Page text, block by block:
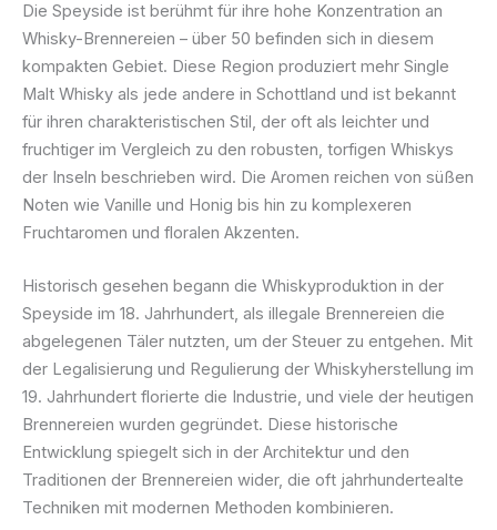
Die Speyside ist berühmt für ihre hohe Konzentration an
Whisky-Brennereien – über 50 befinden sich in diesem
kompakten Gebiet. Diese Region produziert mehr Single
Malt Whisky als jede andere in Schottland und ist bekannt
für ihren charakteristischen Stil, der oft als leichter und
fruchtiger im Vergleich zu den robusten, torfigen Whiskys
der Inseln beschrieben wird. Die Aromen reichen von süßen
Noten wie Vanille und Honig bis hin zu komplexeren
Fruchtaromen und floralen Akzenten.
Historisch gesehen begann die Whiskyproduktion in der
Speyside im 18. Jahrhundert, als illegale Brennereien die
abgelegenen Täler nutzten, um der Steuer zu entgehen. Mit
der Legalisierung und Regulierung der Whiskyherstellung im
19. Jahrhundert florierte die Industrie, und viele der heutigen
Brennereien wurden gegründet. Diese historische
Entwicklung spiegelt sich in der Architektur und den
Traditionen der Brennereien wider, die oft jahrhundertealte
Techniken mit modernen Methoden kombinieren.